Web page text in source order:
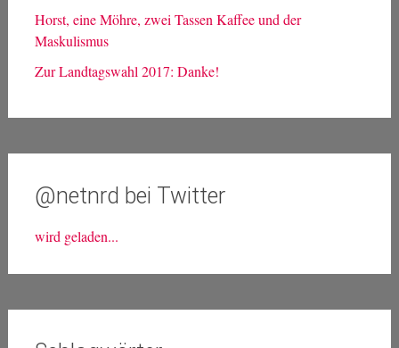
Horst, eine Möhre, zwei Tassen Kaffee und der
Maskulismus
Zur Landtagswahl 2017: Danke!
@netnrd bei Twitter
wird geladen...